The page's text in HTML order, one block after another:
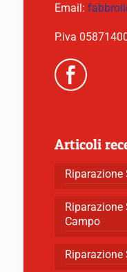
Email:
P.iva
Articoli
Riparazione
Riparazione
Campo
Riparazione